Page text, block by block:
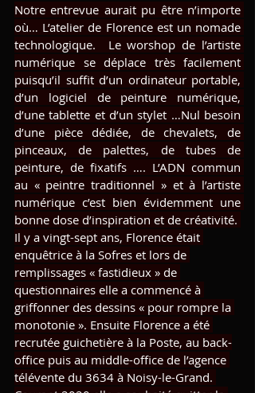
Notre entrevue aurait pu être n’importe
où… L’atelier de Florence est un nomade
technologique.  Le worshop de l’artiste
numérique se déplace très facilement
puisqu’il suffit d’un ordinateur portable,
d’un logiciel de peinture numérique,
d’une tablette et d’un stylet …Nul besoin
d’une pièce dédiée, de chevalets, de
pinceaux, de palettes, de tubes de
peinture, de fixatifs …. L’ADN commun
au « peintre traditionnel » et à l’artiste
numérique c’est bien évidemment une
bonne dose d’inspiration et de créativité.
Il y a vingt-sept ans, Florence était
enquêtrice à la Sofres et lors de
remplissages « fastidieux » de
questionnaires elle a commencé à
griffonner des dessins « pour rompre la
monotonie ». Ensuite Florence a été
recrutée guichetière à la Poste, au back-
office puis au middle-office de l’agence
télévente du 3634 à Noisy-le-Grand.